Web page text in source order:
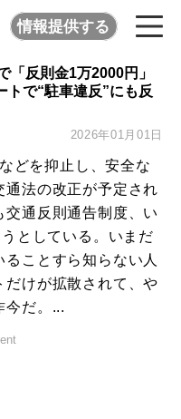
情報提供する
「反則金1万2000円」
で“駐車違反”にも反
2026年01月01日
どを抑止し、安全な
通法の改正が予定され
通反則通告制度、い
としている。いまだ
ことすら知らない人
だけが拡散されて、や
今だ。...